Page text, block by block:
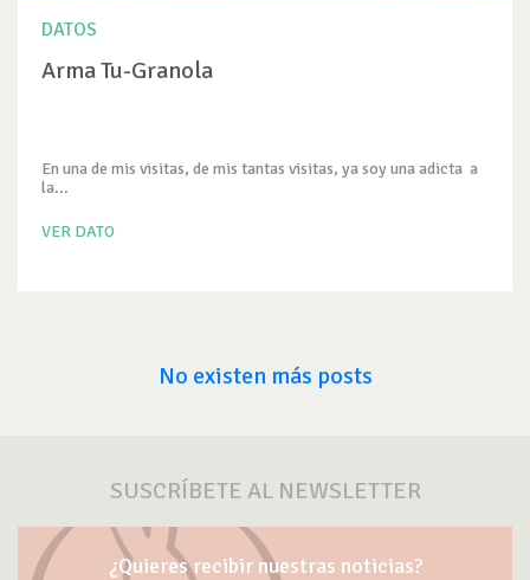
DATOS
Arma Tu-Granola
En una de mis visitas, de mis tantas visitas, ya soy una adicta a
la...
VER DATO
No existen más posts
SUSCRÍBETE AL NEWSLETTER
¿Quieres recibir nuestras noticias?